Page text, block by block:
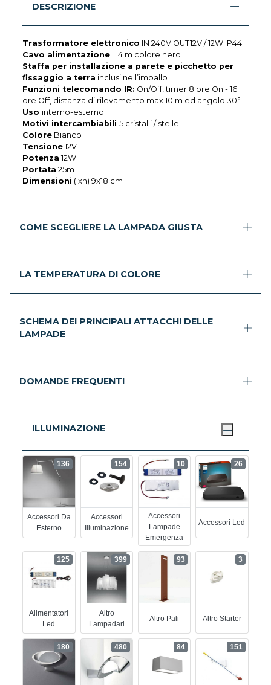
DESCRIZIONE
Trasformatore elettronico IN 240V OUT12V / 12W IP44
Cavo alimentazione L.4 m colore nero
Staffa per installazione a parete e picchetto per
fissaggio a terra inclusi nell’imballo
Funzioni telecomando IR: On/Off, timer 8 ore On - 16
ore Off, distanza di rilevamento max 10 m ed angolo 30°
Uso interno-esterno
Motivi intercambiabili5 cristalli / stelle
Colore Bianco
Tensione 12V
Potenza 12W
Portata 25m
Dimensioni (lxh) 9x18 cm
COME SCEGLIERE LA LAMPADA GIUSTA
LA TEMPERATURA DI COLORE
SCHEMA DEI PRINCIPALI ATTACCHI DELLE
LAMPADE
DOMANDE FREQUENTI
ILLUMINAZIONE
Accessori Da
Esterno
136
Accessori
Illuminazione
154
Accessori
Lampade
Emergenza
10
Accessori Led
26
Alimentatori
Led
125
Altro
Lampadari
399
Altro Pali
93
Altro Starter
3
180 480 84 151